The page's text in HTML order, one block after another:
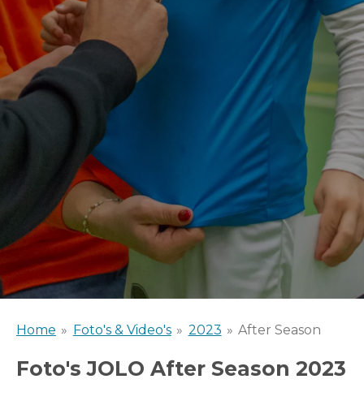
Home » Foto's & Video's » 2023 » After Season
Foto's JOLO After Season 2023